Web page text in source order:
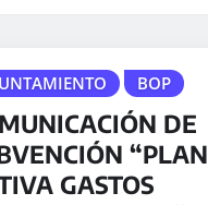
BOP
DE
“PLAN
GASTOS